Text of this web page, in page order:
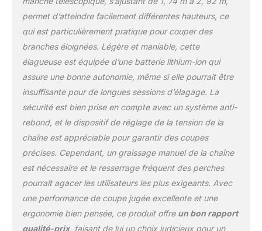
parfaite prise en main et
un confort dâ€utilisation
optimale lors des travaux
prolongés et la liberté du
tous les recoins de votre
jardin COMPACT ET
LEGER : Avec un poids
léger de 3,7 kg et un
élagueur est facile à
porter et à manÅ“uvrer.
Cela permet aux
utilisateurs de réaliser
une coupe parfaite sans
permet d’atteindre facilement différentes hauteurs, ce
qui est particulièrement pratique pour couper des
branches éloignées. Légère et maniable, cette
élagueuse est équipée d’une batterie lithium-ion qui
assure une bonne autonomie, même si elle pourrait être
insuffisante pour de longues sessions d’élagage. La
sécurité est bien prise en compte avec un système anti-
rebond, et le dispositif de réglage de la tension de la
chaîne est appréciable pour garantir des coupes
précises. Cependant, un graissage manuel de la chaîne
est nécessaire et le resserrage fréquent des perches
pourrait agacer les utilisateurs les plus exigeants. Avec
une performance de coupe jugée excellente et une
ergonomie bien pensée, ce produit offre un bon rapport
qualité-prix, faisant de lui un choix judicieux pour un